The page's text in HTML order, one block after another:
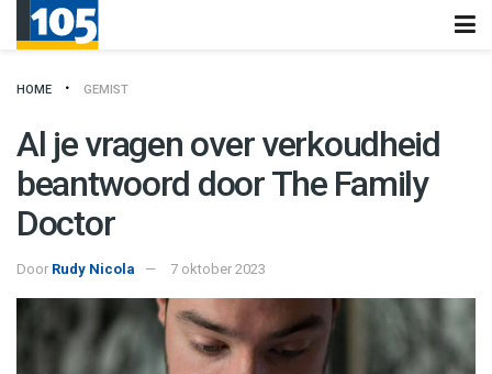
HOME GEMIST
Al je vragen over verkoudheid
beantwoord door The Family
Doctor
Door Rudy Nicola 7 oktober 2023